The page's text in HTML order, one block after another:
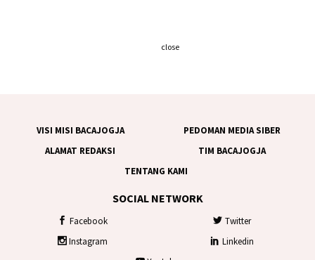
VISI MISI BACAJOGJA
PEDOMAN MEDIA SIBER
ALAMAT REDAKSI
TIM BACAJOGJA
TENTANG KAMI
SOCIAL NETWORK
Facebook
Twitter
Instagram
Linkedin
close